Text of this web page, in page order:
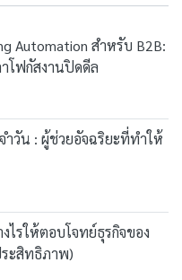
Automation สำหรับ B2B:
โฟกัสงานปิดดีล
วัน : ผู้ช่วยอัจฉริยะที่ทำให้
ไรให้ตอบโจทย์ธุรกิจของ
ะสิทธิภาพ)